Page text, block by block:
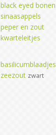
black eyed bonen
sinaasappels
peper en zout
kwarteleitjes
basilicumblaadjes
zeezout zwart